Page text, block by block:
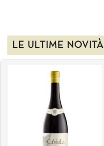
LE ULTIME NOVITÀ